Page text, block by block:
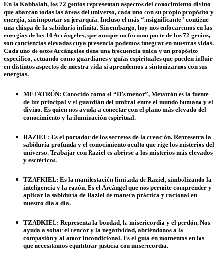
En la Kabbalah, los 72 genios representan aspectos del conocimiento divino
que abarcan todas las áreas del universo, cada uno con su propio propósito y
energía, sin importar su jerarquía. Incluso el más “insignificante” contiene
una chispa de la sabiduría infinita. Sin embargo, hoy nos enfocaremos en las
energías de los 10 Arcángeles, que aunque no forman parte de los 72 genios,
son conciencias elevadas cuya presencia podemos integrar en nuestras vidas.
Cada uno de estos Arcángeles tiene una frecuencia única y un propósito
específico, actuando como guardianes y guías espirituales que pueden influir
en distintos aspectos de nuestra vida si aprendemos a sintonizarnos con sus
energías.
METATRÓN: Conocido como el “D’s menor”, Metatrón es la fuente
de luz principal y el guardián del umbral entre el mundo humano y el
divino. Es quien nos ayuda a conectar con el plano más elevado del
conocimiento y la iluminación espiritual.
RAZIEL: Es el portador de los secretos de la creación. Representa la
sabiduría profunda y el conocimiento oculto que rige los misterios del
universo. Trabajar con Raziel es abrirse a los misterios más elevados
y esotéricos.
TZAFKIEL: Es la manifestación limitada de Raziel, simbolizando la
inteligencia y la razón. Es el Arcángel que nos permite comprender y
aplicar la sabiduría de Raziel de manera práctica y racional en
nuestro día a día.
TZADKIEL: Representa la bondad, la misericordia y el perdón. Nos
ayuda a soltar el rencor y la negatividad, abriéndonos a la
compasión y al amor incondicional. Es el guía en momentos en los
que necesitamos equilibrar justicia con misericordia.